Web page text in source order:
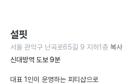
설핏
서울 관악구 난곡로65길 9 지하1층 복사
신대방역 도보 9분
대표 1인이 운영하는 피티샵으로